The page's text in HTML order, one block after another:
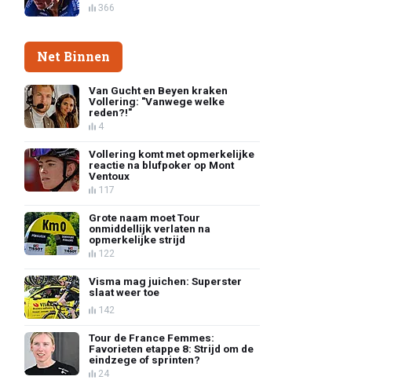
366
Net Binnen
Van Gucht en Beyen kraken
Vollering: "Vanwege welke
reden?!"
4
Vollering komt met opmerkelijke
reactie na blufpoker op Mont
Ventoux
117
Grote naam moet Tour
onmiddellijk verlaten na
opmerkelijke strijd
122
Visma mag juichen: Superster
slaat weer toe
142
Tour de France Femmes:
Favorieten etappe 8: Strijd om de
eindzege of sprinten?
24